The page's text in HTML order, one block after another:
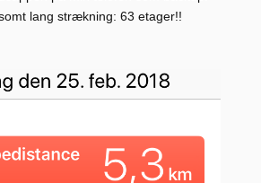
lang strækning: 63 etager!!